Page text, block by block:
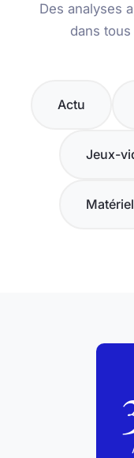
Des analyses
dans
Actu
Jeux-
Matériel